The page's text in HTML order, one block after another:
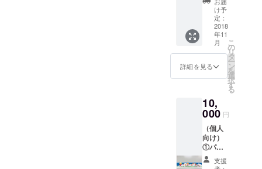
（製造
者：JA
鈴鹿）
名、ア
カウン
ト名な
ど、掲
載する
名前の
表記の
ご希望
を承り
②熱気
球ス
テッ
カー1枚
（丸
型 直
径105ｍ
ｍ） ③
け予
定：
2018
年11
月
詳細を見る
こ
の
リ
タ
ー
ン
を
選
択
す
る
10,
000 円
（個人
向け）
①パン
フレッ
トに氏
支援